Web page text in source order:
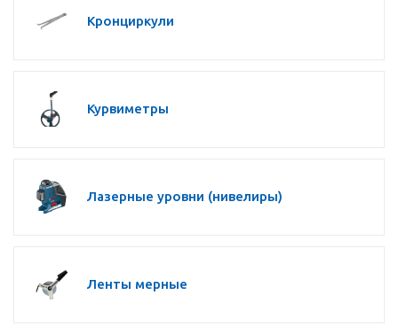
Кронциркули
Курвиметры
Лазерные уровни (нивелиры)
Ленты мерные